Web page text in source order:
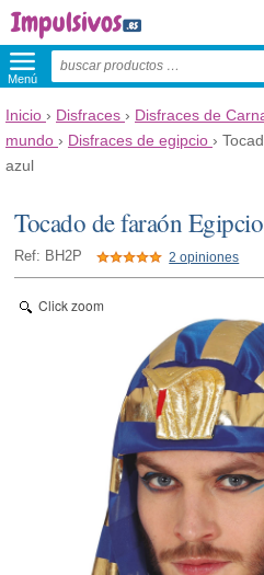
Menú
Inicio › Disfraces › Disfraces de
mundo › Disfraces de egipcio ›
azul
Tocado de faraón
Ref: BH2P 2 opiniones
Click zoom